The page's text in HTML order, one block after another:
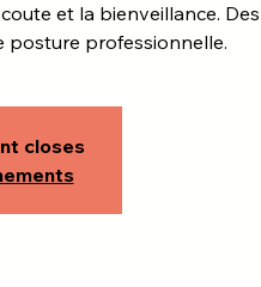
et la bienveillance. Des
posture professionnelle.
closes